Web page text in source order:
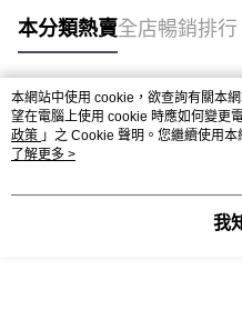
本分類熱賣全店暢銷排行
熱門標籤
熱銷排行
本網站中使用 cookie，欲查詢有關本
望在電腦上使用 cookie 時應如何變更
政策 」之 Cookie 聲明。您繼續使用
條款之 Cookie 聲明使用 cookie。
了解更多 >
我